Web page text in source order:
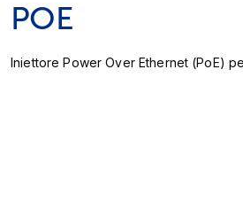
POE
Iniettore Power Over Ethernet (PoE)